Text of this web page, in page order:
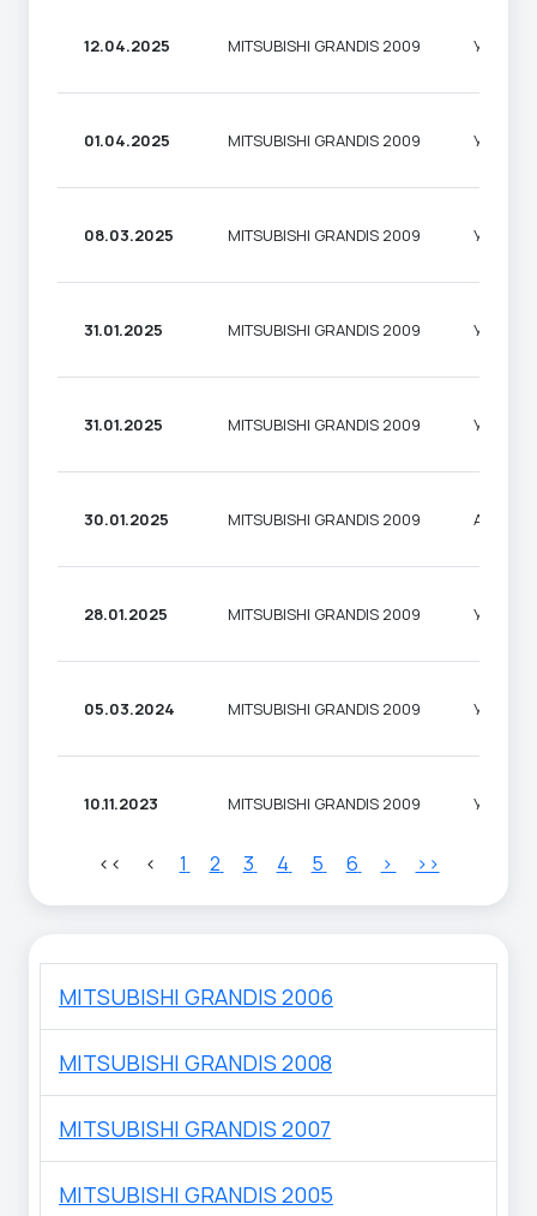
12.04.2025 MITSUBISHI GRANDIS 2009
01.04.2025 MITSUBISHI GRANDIS 2009
08.03.2025 MITSUBISHI GRANDIS 2009
31.01.2025 MITSUBISHI GRANDIS 2009
31.01.2025 MITSUBISHI GRANDIS 2009
30.01.2025 MITSUBISHI GRANDIS 2009
28.01.2025 MITSUBISHI GRANDIS 2009
05.03.2024 MITSUBISHI GRANDIS 2009
10.11.2023 MITSUBISHI GRANDIS 2009
<< < 1 2 3 4 5 6 > >>
MITSUBISHI GRANDIS 2006
MITSUBISHI GRANDIS 2008
MITSUBISHI GRANDIS 2007
MITSUBISHI GRANDIS 2005